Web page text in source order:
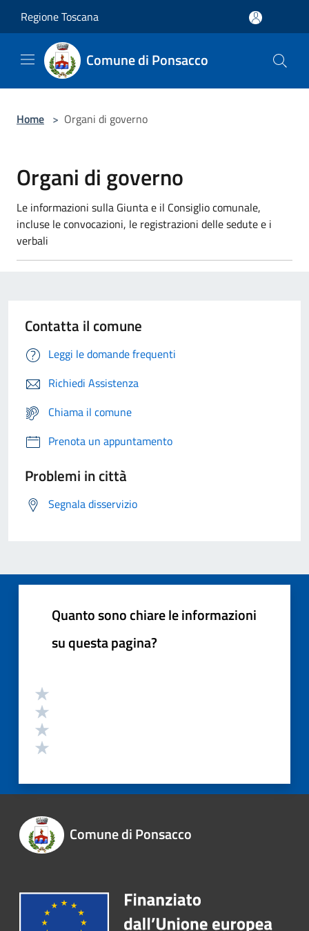
Regione Toscana
Comune di Ponsacco
Home > Organi di governo
Organi di governo
Le informazioni sulla Giunta e il Consiglio comunale,
incluse le convocazioni, le registrazioni delle sedute e i
verbali
Contatta il comune
Leggi le domande frequenti
Richiedi Assistenza
Chiama il comune
Prenota un appuntamento
Problemi in città
Segnala disservizio
Quanto sono chiare le informazioni
su questa pagina?
Comune di Ponsacco